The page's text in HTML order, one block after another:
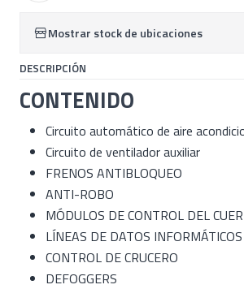
Mostrar stock de ubicaciones
DESCRIPCIÓN
CONTENIDO
Circuito automático de aire
Circuito de ventilador auxiliar
FRENOS ANTIBLOQUEO
ANTI-ROBO
MÓDULOS DE CONTROL DEL
LÍNEAS DE DATOS INFORMÁTICOS
CONTROL DE CRUCERO
DEFOGGERS